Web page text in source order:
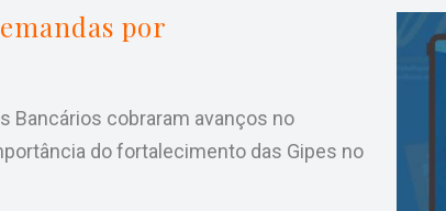
por
Bancários cobraram avanços no
do fortalecimento das Gipes no